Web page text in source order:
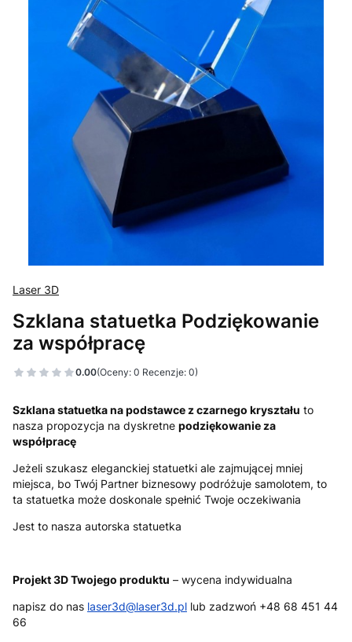
Laser 3D
Szklana statuetka Podziękowanie
za współpracę
0.00(Oceny: 0 Recenzje: 0)
Szklana statuetka na podstawce z czarnego kryształu to
nasza propozycja na dyskretne podziękowanie za
współpracę
Jeżeli szukasz eleganckiej statuetki ale zajmującej mniej
miejsca, bo Twój Partner biznesowy podróżuje samolotem, to
ta statuetka może doskonale spełnić Twoje oczekiwania
Jest to nasza autorska statuetka
Projekt 3D Twojego produktu – wycena indywidualna
napisz do nas laser3d@laser3d.pl lub zadzwoń +48 68 451 44
66